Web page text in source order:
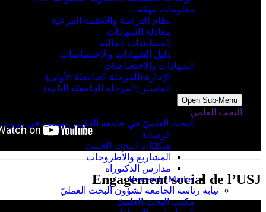
معلومات مهمّة…
نظام الدراسة والأنظمة المرعية
معادلة الشهادات
المساعدات المالية
دليل الشهادات والاختصاصات
الشهادات والاختصاصات
الإجازة (المرحلة الجامعيّة الأولى)
الماستر (المرحلة الجامعيّة الثانية)
Open Sub-Menu
البحث العلمي
البحث العلميّ في جامعة القدّيس يوسف في بيروت
الرسالة
هيكليّات البحث العلميّ
المشاريع والأطروحات
مدارس الدكتوراه
Research2Market
نيابة رئاسة الجامعة لشؤون البحث العمليّ
مكتب البحث العلميّ
Engagement social de l’USJ